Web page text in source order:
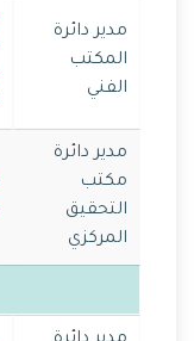
مدير دائرة
المكتب
الفني
مدير دائرة
مكتب
التحقيق
المركزي